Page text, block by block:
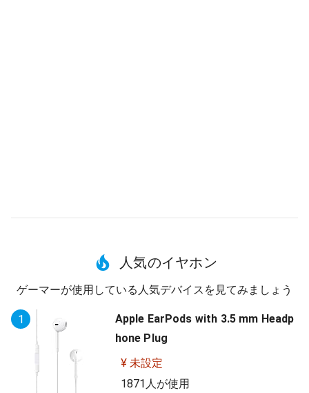
人気のイヤホン
ゲーマーが使用している人気デバイスを見てみましょう
1
Apple EarPods with 3.5 mm Headp
hone Plug
¥ 未設定
1871人が使用